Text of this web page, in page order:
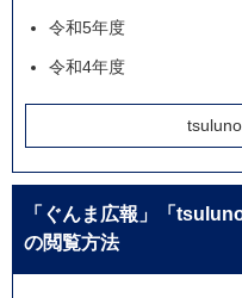
令和5年度
令和4年度
「ぐんま広報」「
の閲覧方法